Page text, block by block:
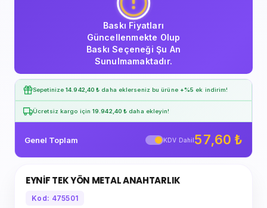
Baskı Fiyatları
Güncellenmekte Olup
Baskı Seçeneği Şu An
Sunulmamaktadır.
Sepetinize14.942,40 ₺ daha eklerseniz bu ürüne +%5 ek indirim!
Ücretsiz kargo için 19.942,40 ₺ daha ekleyin!
Genel Toplam KDV Dahil57,60 ₺
EYNİF TEK YÖN METAL ANAHTARLIK
Kod: 475501